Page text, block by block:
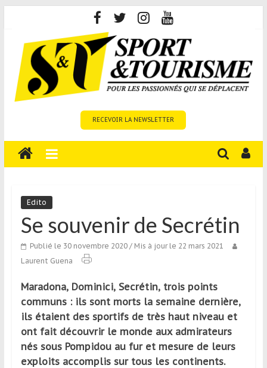
content
Tourisme
est
média
sur
tourisme
sportif
s’adresse
aux
voyageurs
ponctuels
ou
réguliers,
RECEVOIR LA NEWSLETTER
Edito
Se souvenir de Secrétin
Publié le 30 novembre 2020/ Mis à jour le 22 mars 2021
Laurent Guena
Maradona, Dominici, Secrétin, trois points
communs : ils sont morts la semaine dernière,
ils étaient des sportifs de très haut niveau et
ont fait découvrir le monde aux admirateurs
nés sous Pompidou au fur et mesure de leurs
exploits accomplis sur tous les continents.